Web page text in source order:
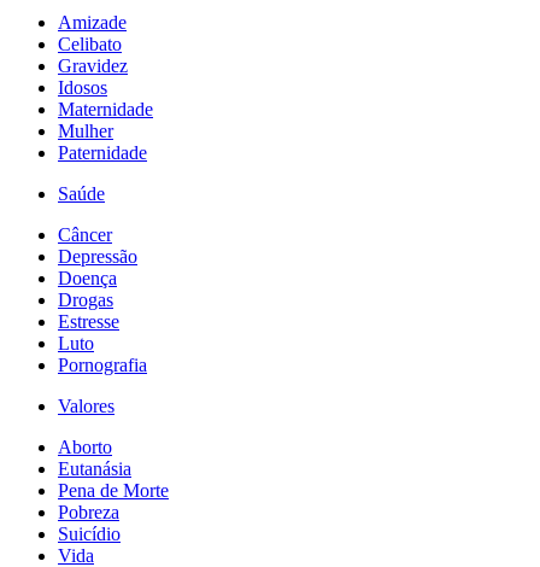
Amizade
Celibato
Gravidez
Idosos
Maternidade
Mulher
Paternidade
Saúde
Câncer
Depressão
Doença
Drogas
Estresse
Luto
Pornografia
Valores
Aborto
Eutanásia
Pena de Morte
Pobreza
Suicídio
Vida